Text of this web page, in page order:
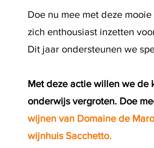
Doe nu mee met deze
zich enthousiast inzetten
Dit jaar ondersteunen we
Met deze actie willen we de
onderwijs vergroten. Doe
wijnen van Domaine de
wijnhuis Sacchetto.